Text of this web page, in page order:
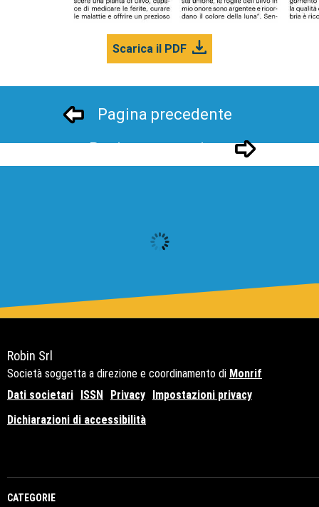
Scarica il PDF
Pagina precedente
Pagina successivo
Robin Srl
Società soggetta a direzione e coordinamento di Monrif
Dati societari ISSN Privacy Impostazioni privacy
Dichiarazioni di accessibilità
CATEGORIE